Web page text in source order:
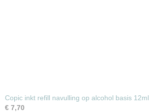
Copic inkt refill navulling op alcohol basis 12ml
€ 7,70